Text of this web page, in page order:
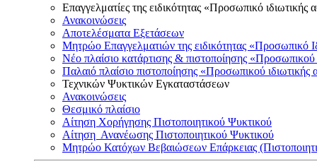
Επαγγελματίες της ειδικότητας «Προσωπικό ιδιωτικής
Ανακοινώσεις
Αποτελέσματα Εξετάσεων
Μητρώο Επαγγελματιών της ειδικότητας «Προσωπικό
Νέο πλαίσιο κατάρτισης & πιστοποίησης «Προσωπικού
Παλαιό πλαίσιο πιστοποίησης «Προσωπικού
Τεχνικών Ψυκτικών Εγκαταστάσεων
Ανακοινώσεις
Θεσμικό πλαίσιο
Αίτηση Χορήγησης Πιστοποιητικού Ψυκτικού
Αίτηση Ανανέωσης Πιστοποιητικού Ψυκτικού
Μητρώο Κατόχων Βεβαιώσεων Επάρκειας